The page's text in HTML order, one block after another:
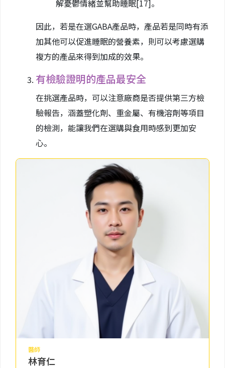
解憂鬱情緒並幫助睡眠[17]。
因此，若是在選GABA產品時，產品若是同時有添
加其他可以促進睡眠的營養素，則可以考慮選購
複方的產品來得到加成的效果。
有檢驗證明的產品最安全
在挑選產品時，可以注意廠商是否提供第三方檢
驗報告，涵蓋塑化劑、重金屬、有機溶劑等項目
的檢測，能讓我們在選購與食用時感到更加安
心。
醫師
林育仁